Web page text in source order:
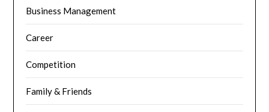
Business Management
Career
Competition
Family & Friends